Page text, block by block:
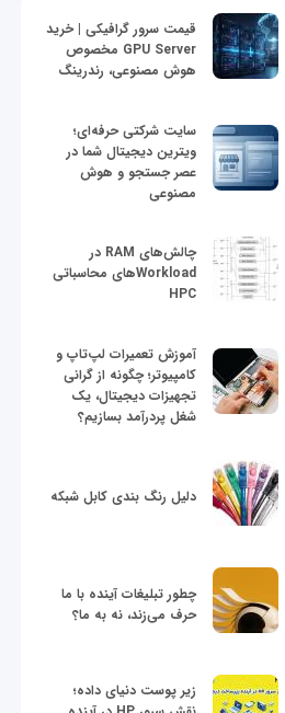
قیمت سرور گرافیکی | خرید
GPU Server مخصوص
هوش مصنوعی، رندرینگ
سایت شرکتی حرفه‌ای؛
ویترین دیجیتال شما در
عصر جستجو و هوش
مصنوعی
چالش‌های RAM در
Workloadهای محاسباتی
HPC
آموزش تعمیرات لپ‌تاپ و
کامپیوتر؛ چگونه از گرانی
تجهیزات دیجیتال، یک
شغل پردرآمد بسازیم؟
دلیل رنگ بندی کابل شبکه
چطور تبلیغات آینده با ما
حرف می‌زند، نه به ما؟
زیر پوست دنیای داده؛